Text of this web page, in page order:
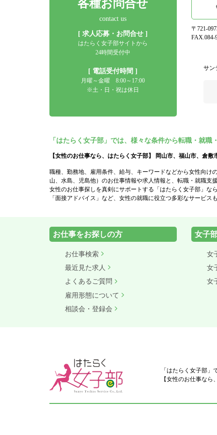
各種お問合せ
contact us
[ 求人応募・お問合せ ]
はたらく女子部サイトから
24時間受付中
[ 電話受付時間 ]
月曜～金曜 8:00～17:00
※土・日・祝は休日
〒721-
FAX.084-
サン
「はたらく女子部」では、様々な条件から転職・就
【女性のお仕事なら、はたらく女子部】 岡山市、福山市、倉
職種、勤務地、雇用条件、給与、キーワードなどから女性向
山、水島、児島他）のお仕事情報や求人情報と、転職・就職
女性のお仕事探しを真剣にサポートする「はたらく女子部」
「面接アドバイス」など、女性の就職に役立つ多彩なサービス
お仕事をお探しの方
お仕事検索
最近見た求人
よくあるご質問
雇用形態について
相談会・登録会
女子
女
女
女
「はたらく女子部
【女性のお仕事な